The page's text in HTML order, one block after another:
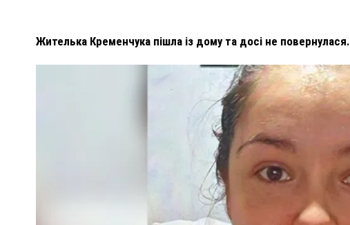
Жителька Кременчука пішла із дому та досі не повернулася.